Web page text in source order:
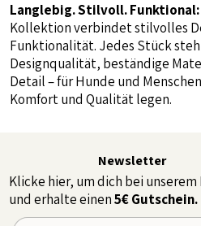
Langlebig. Stilvoll. Funktional:
Kollektion verbindet stilvolles
Funktionalität. Jedes Stück
Designqualität, beständige
Detail – für Hunde und
Komfort und Qualität legen.
Newsletter
Klicke hier, um dich bei
und erhalte einen5€ Gutschein.